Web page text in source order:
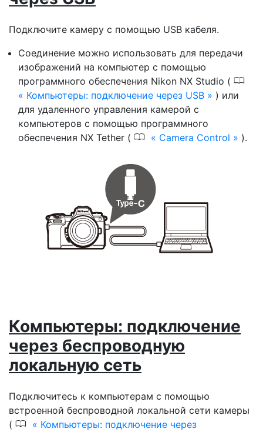
Подключите камеру с помощью USB кабеля.
Соединение можно использовать для передачи
изображений на компьютер с помощью
программного обеспечения Nikon NX Studio ( 0
Компьютеры: подключение через USB
) или
для удаленного управления камерой с
компьютеров с помощью программного
обеспечения NX Tether ( 0 Camera Control ).
Компьютеры: подключение
через беспроводную
локальную сеть
Подключитесь к компьютерам с помощью
встроенной беспроводной локальной сети камеры
( 0
Компьютеры: подключение через